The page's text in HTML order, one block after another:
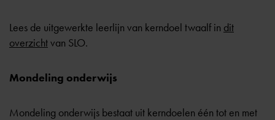
Lees de uitgewerkte leerlijn van kerndoel twaalf in dit
overzichtvan SLO.
Mondeling onderwijs
Mondeling onderwijs bestaat uit kerndoelen één tot en met